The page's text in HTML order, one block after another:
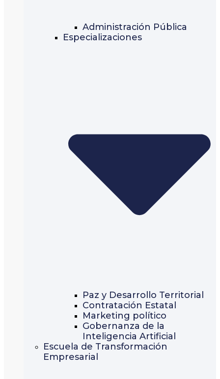
Administración Pública
Especializaciones
Paz y Desarrollo Territorial
Contratación Estatal
Marketing político
Gobernanza de la
Inteligencia Artificial
Escuela de Transformación
Empresarial